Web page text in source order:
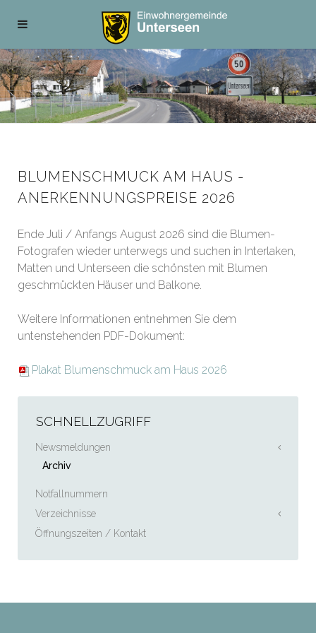
BLUMENSCHMUCK AM HAUS -
ANERKENNUNGSPREISE 2026
Ende Juli / Anfangs August 2026 sind die Blumen-
Fotografen wieder unterwegs und suchen in Interlaken,
Matten und Unterseen die schönsten mit Blumen
geschmückten Häuser und Balkone.
Weitere Informationen entnehmen Sie dem
untenstehenden PDF-Dokument:
Plakat Blumenschmuck am Haus 2026
SCHNELLZUGRIFF
Newsmeldungen
Archiv
Notfallnummern
Verzeichnisse
Öffnungszeiten / Kontakt